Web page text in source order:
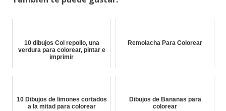
10 dibujos Col repollo, una
verdura para colorear, pintar e
imprimir
Remolacha Para Colorear
10 Dibujos de limones cortados
a la mitad para colorear
Dibujos de Bananas para
colorear